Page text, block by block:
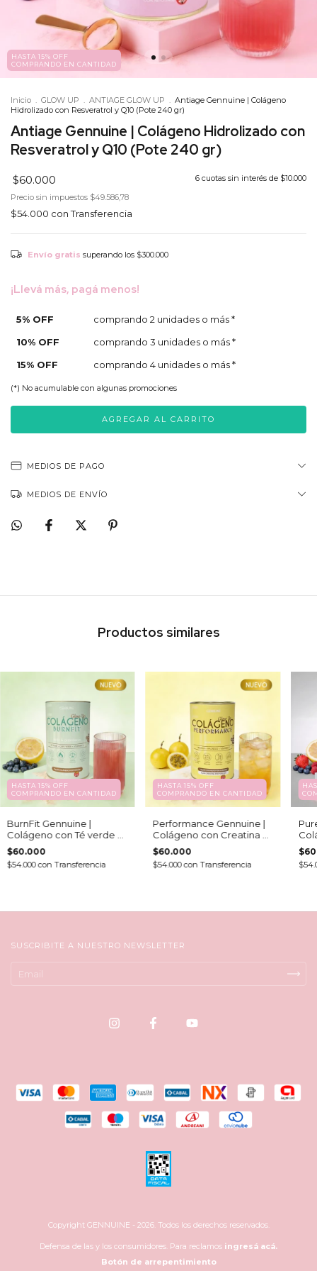
HASTA 15% OFF
COMPRANDO EN CANTIDAD
Inicio . GLOW UP . ANTIAGE GLOW UP . Antiage Gennuine | Colágeno
Hidrolizado con Resveratrol y Q10 (Pote 240 gr)
Antiage Gennuine | Colágeno Hidrolizado con
Resveratrol y Q10 (Pote 240 gr)
$60.000 6 cuotas sin interés de $10.000
Precio sin impuestos $49.586,78
$54.000 con Transferencia
Envío gratis superando los $300.000
¡Llevá más, pagá menos!
5% OFF
comprando 2 unidades o más *
10% OFF
comprando 3 unidades o más *
15% OFF
comprando 4 unidades o más *
(*) No acumulable con algunas promociones
MEDIOS DE PAGO
MEDIOS DE ENVÍO
Productos similares
HASTA 15% OFF
COMPRANDO EN CANTIDAD
BurnFit Gennuine |
Colágeno con Té verde y
Café verde: Activos
Termogénicos y
Metabólicos (Pote 240 gr)
$60.000
$54.000con Transferencia
HASTA 15% OFF
COMPRANDO EN CANTIDAD
Performance Gennuine |
Colágeno con Creatina y
Magnesio: Activos
Energéticos y Deportivos
(Pote 240 gr)
$60.000
$54.000con Transferencia
SUSCRIBITE A NUESTRO NEWSLETTER
Copyright GENNUINE - 2026. Todos los derechos reservados.
Defensa de las y los consumidores. Para reclamos ingresá acá.
Botón de arrepentimiento